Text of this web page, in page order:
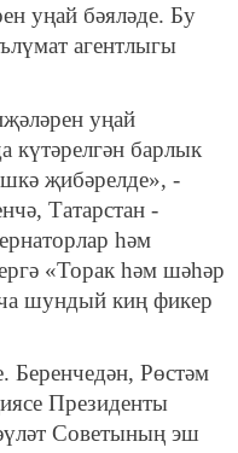
уңай бәяләде. Бу
агентлыгы
уңай
барлык
җибәрелде», -
Татарстан -
һәм
«Торак һәм шәһәр
шундый киң фикер
Беренчедән, Рөстәм
Президенты
Советының эш